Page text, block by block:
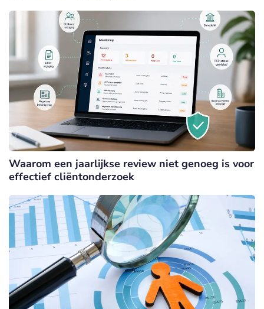
Waarom een jaarlijkse review niet genoeg is voor
effectief cliëntonderzoek